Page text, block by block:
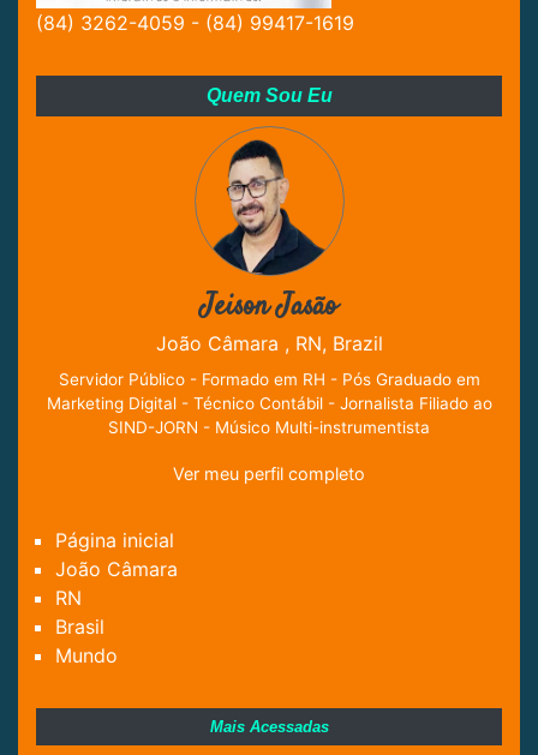
(84) 3262-4059 - (84) 99417-1619
Quem Sou Eu
Jeison Jasão
João Câmara , RN, Brazil
Servidor Público - Formado em RH - Pós Graduado em
Marketing Digital - Técnico Contábil - Jornalista Filiado ao
SIND-JORN - Músico Multi-instrumentista
Ver meu perfil completo
Página inicial
João Câmara
RN
Brasil
Mundo
Mais Acessadas